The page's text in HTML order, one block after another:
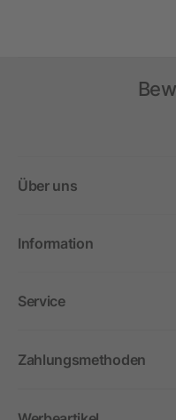
Über uns
Information
Service
Zahlungsmethoden